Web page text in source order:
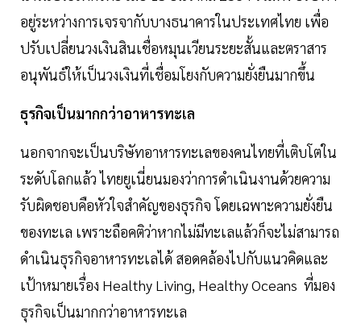
อยู่ระหว่างการเจรจากับบางธนาคารในประเทศไทย เพื่อ
ปรับเปลี่ยนวงเงินสินเชื่อหมุนเวียนระยะสั้นและตราสาร
อนุพันธ์ให้เป็นวงเงินที่เชื่อมโยงกับความยั่งยืนมากขึ้น
ธุรกิจเป็นมากกว่าอาหารทะเล
นอกจากจะเป็นบริษัทอาหารทะเลของคนไทยที่เติบโตใน
ระดับโลกแล้ว ไทยยูเนี่ยนมองว่าการดำเนินงานด้วยความ
รับผิดชอบคือหัวใจสำคัญของธุรกิจ โดยเฉพาะความยั่งยืน
ของทะเล เพราะถือคติว่าหากไม่มีทะเลแล้วก็จะไม่สามารถ
ดำเนินธุรกิจอาหารทะเลได้ สอดคล้องไปกับแนวคิดและ
เป้าหมายเรื่อง Healthy Living, Healthy Oceans ที่มอง
ธุรกิจเป็นมากกว่าอาหารทะเล